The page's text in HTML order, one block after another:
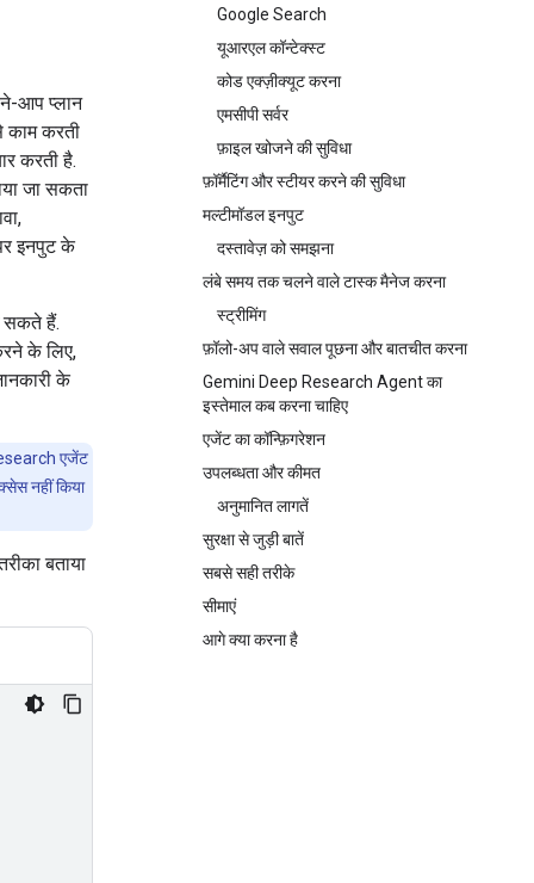
Google Search
यूआरएल कॉन्टेक्स्ट
कोड एक्ज़ीक्यूट करना
एमसीपी सर्वर
फ़ाइल खोजने की सुविधा
फ़ॉर्मैटिंग और स्टीयर करने की सुविधा
मल्टीमॉडल इनपुट
दस्तावेज़ को समझना
लंबे समय तक चलने वाले टास्क मैनेज करना
स्ट्रीमिंग
फ़ॉलो-अप वाले सवाल पूछना और बातचीत करना
Gemini Deep Research Agent का
इस्तेमाल कब करना चाहिए
एजेंट का कॉन्फ़िगरेशन
उपलब्धता और कीमत
अनुमानित लागतें
सुरक्षा से जुड़ी बातें
सबसे सही तरीके
सीमाएं
आगे क्या करना है
आप प्लान
काम करती
करती है.
जा सकता
इनपुट के
सकते हैं.
के लिए,
के
एजेंट
नहीं किया
बताया